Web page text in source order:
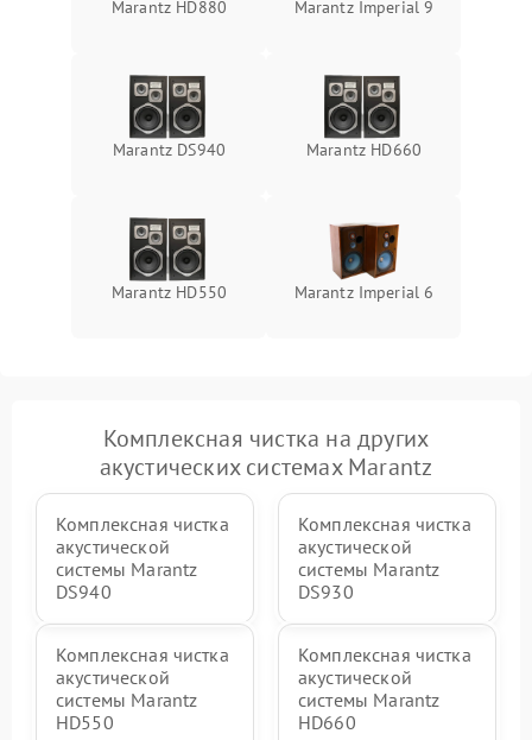
Marantz HD880 Marantz Imperial 9
Marantz DS940 Marantz HD660
Marantz HD550 Marantz Imperial 6
Комплексная чистка на других
акустических системах Marantz
Комплексная чистка
акустической
системы Marantz
DS940
Комплексная чистка
акустической
системы Marantz
DS930
Комплексная чистка
акустической
системы Marantz
HD550
Комплексная чистка
акустической
системы Marantz
HD660